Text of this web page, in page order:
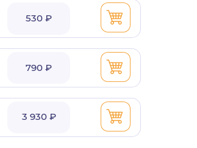
530 ₽
790 ₽
3 930 ₽